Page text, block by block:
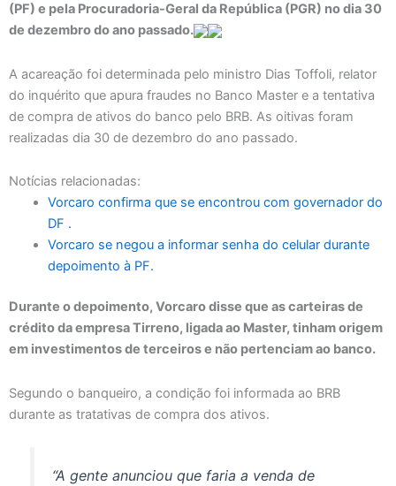
(PF) e pela Procuradoria-Geral da República (PGR) no dia 30
de dezembro do ano passado.
A acareação foi determinada pelo ministro Dias Toffoli, relator
do inquérito que apura fraudes no Banco Master e a tentativa
de compra de ativos do banco pelo BRB. As oitivas foram
realizadas dia 30 de dezembro do ano passado.
Notícias relacionadas:
Vorcaro confirma que se encontrou com governador do
DF .
Vorcaro se negou a informar senha do celular durante
depoimento à PF.
Durante o depoimento, Vorcaro disse que as carteiras de
crédito da empresa Tirreno, ligada ao Master, tinham origem
em investimentos de terceiros e não pertenciam ao banco.
Segundo o banqueiro, a condição foi informada ao BRB
durante as tratativas de compra dos ativos.
“A gente anunciou que faria a venda de